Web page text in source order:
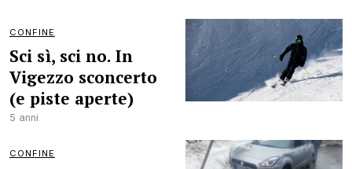
CONFINE
Sci sì, sci no. In
Vigezzo sconcerto
(e piste aperte)
5 anni
CONFINE